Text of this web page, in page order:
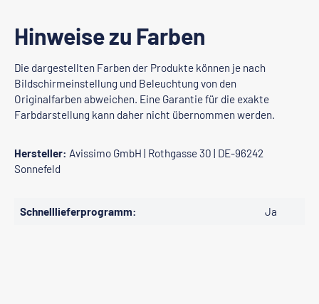
Hinweise zu Farben
Die dargestellten Farben der Produkte können je nach
Bildschirmeinstellung und Beleuchtung von den
Originalfarben abweichen. Eine Garantie für die exakte
Farbdarstellung kann daher nicht übernommen werden.
Hersteller: Avissimo GmbH | Rothgasse 30 | DE-96242
Sonnefeld
Schnelllieferprogramm: Ja